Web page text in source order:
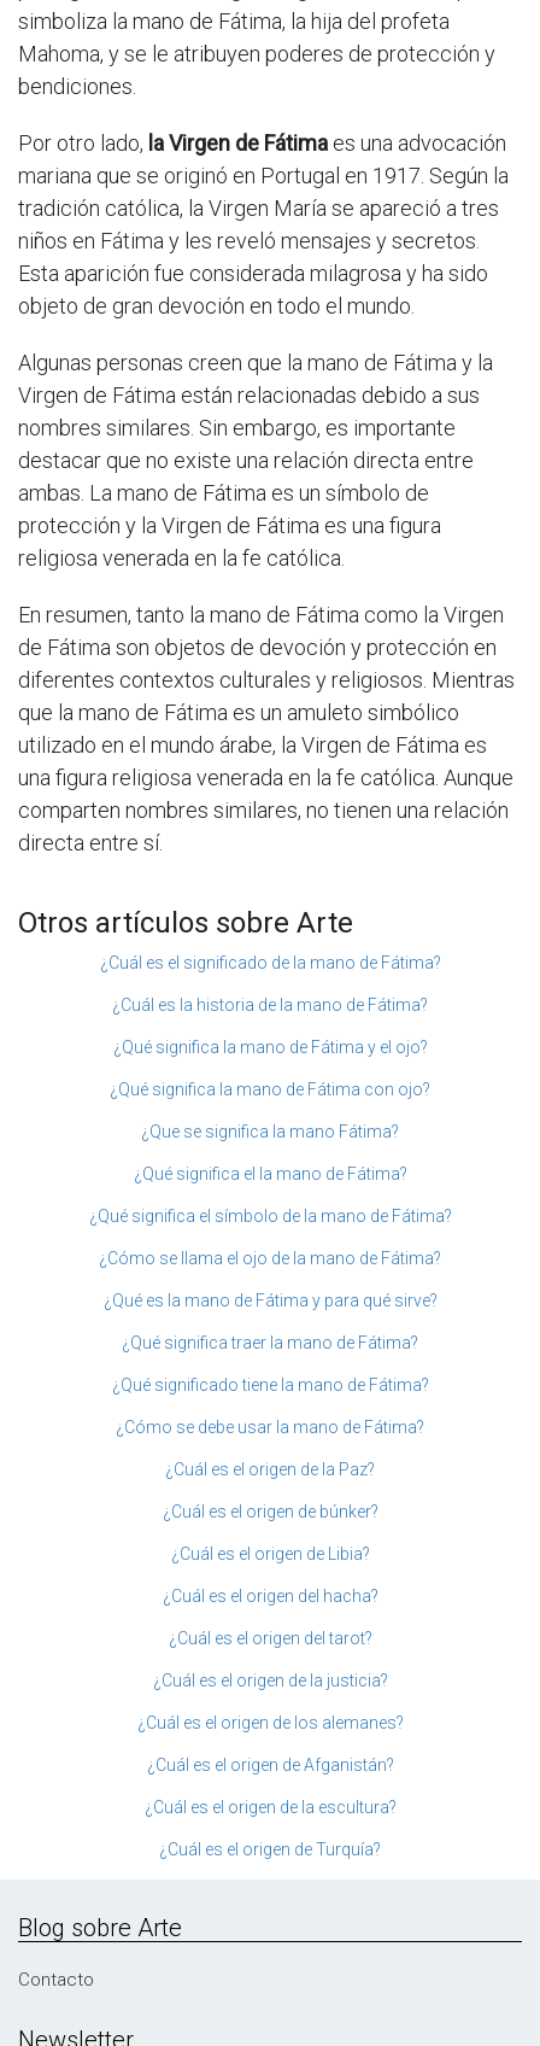
simboliza la mano de Fátima, la hija del profeta
Mahoma, y se le atribuyen poderes de protección y
bendiciones.
Por otro lado, la Virgen de Fátima es una advocación
mariana que se originó en Portugal en 1917. Según la
tradición católica, la Virgen María se apareció a tres
niños en Fátima y les reveló mensajes y secretos.
Esta aparición fue considerada milagrosa y ha sido
objeto de gran devoción en todo el mundo.
Algunas personas creen que la mano de Fátima y la
Virgen de Fátima están relacionadas debido a sus
nombres similares. Sin embargo, es importante
destacar que no existe una relación directa entre
ambas. La mano de Fátima es un símbolo de
protección y la Virgen de Fátima es una figura
religiosa venerada en la fe católica.
En resumen, tanto la mano de Fátima como la Virgen
de Fátima son objetos de devoción y protección en
diferentes contextos culturales y religiosos. Mientras
que la mano de Fátima es un amuleto simbólico
utilizado en el mundo árabe, la Virgen de Fátima es
una figura religiosa venerada en la fe católica. Aunque
comparten nombres similares, no tienen una relación
directa entre sí.
Otros artículos sobre Arte
¿Cuál es el significado de la mano de Fátima?
¿Cuál es la historia de la mano de Fátima?
¿Qué significa la mano de Fátima y el ojo?
¿Qué significa la mano de Fátima con ojo?
¿Que se significa la mano Fátima?
¿Qué significa el la mano de Fátima?
¿Qué significa el símbolo de la mano de Fátima?
¿Cómo se llama el ojo de la mano de Fátima?
¿Qué es la mano de Fátima y para qué sirve?
¿Qué significa traer la mano de Fátima?
¿Qué significado tiene la mano de Fátima?
¿Cómo se debe usar la mano de Fátima?
¿Cuál es el origen de la Paz?
¿Cuál es el origen de búnker?
¿Cuál es el origen de Libia?
¿Cuál es el origen del hacha?
¿Cuál es el origen del tarot?
¿Cuál es el origen de la justicia?
¿Cuál es el origen de los alemanes?
¿Cuál es el origen de Afganistán?
¿Cuál es el origen de la escultura?
¿Cuál es el origen de Turquía?
Blog sobre Arte
Contacto
Newsletter